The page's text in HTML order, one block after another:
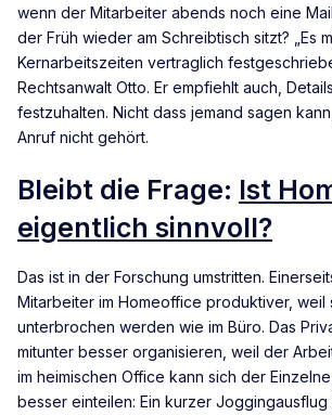
wenn der Mitarbeiter abends noch eine
der Früh wieder am Schreibtisch sitzt? „Es
Kernarbeitszeiten vertraglich
Rechtsanwalt Otto. Er empfiehlt auch,
festzuhalten. Nicht dass jemand sagen
Anruf nicht gehört.
Bleibt die Frage: Ist
eigentlich sinnvoll?
Das ist in der Forschung umstritten.
Mitarbeiter im Homeoffice produktiver, weil
unterbrochen werden wie im Büro. Das
mitunter besser organisieren, weil der
im heimischen Office kann sich der
besser einteilen: Ein kurzer Joggingausflug